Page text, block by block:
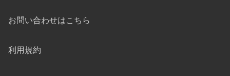
お問い合わせはこちら
利用規約